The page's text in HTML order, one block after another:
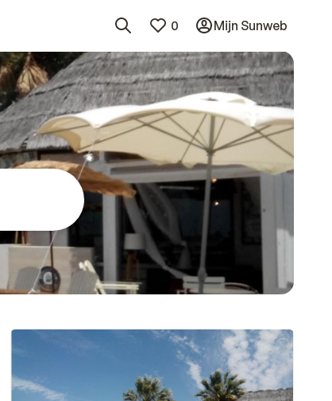
0 Mijn Sunweb